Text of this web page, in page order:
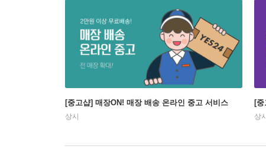
[중고샵] 매장ON! 매장 배송 온라인 중고 서비스
상시
[
상시